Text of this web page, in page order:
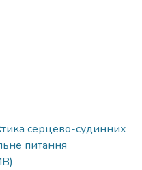
серцево-судинних
питання